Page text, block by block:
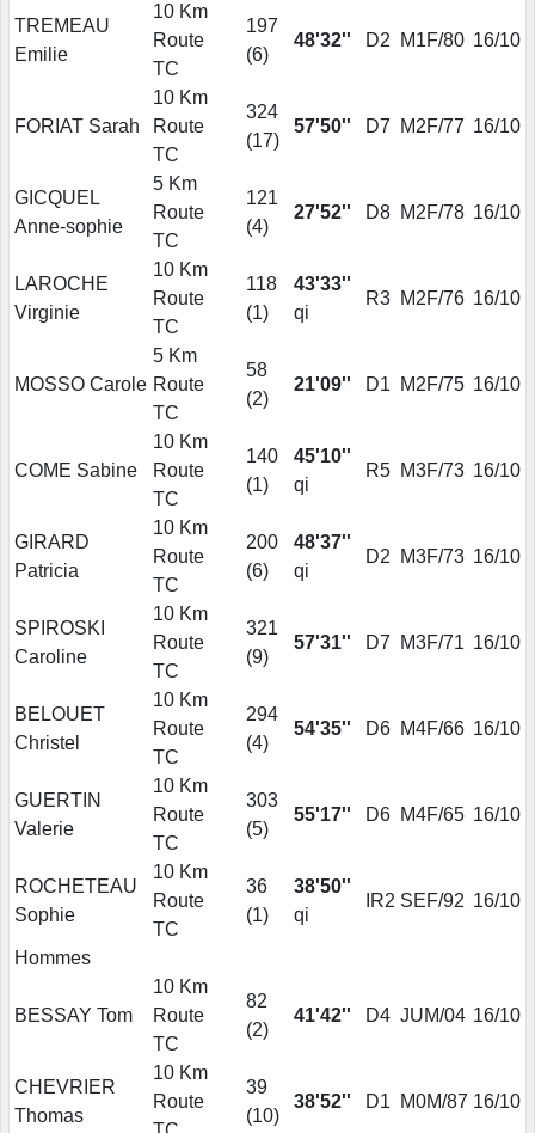
TREMEAU
Emilie
10 Km
Route
TC
197
(6)
48'32'' D2 M1F/80 16/10
FORIAT Sarah
10 Km
Route
TC
324
(17)
57'50'' D7 M2F/77 16/10
GICQUEL
Anne-sophie
5 Km
Route
TC
121
(4)
27'52'' D8 M2F/78 16/10
LAROCHE
Virginie
10 Km
Route
TC
118
(1)
43'33''
qi
R3 M2F/76 16/10
MOSSO Carole
5 Km
Route
TC
58
(2)
21'09'' D1 M2F/75 16/10
COME Sabine
10 Km
Route
TC
140
(1)
45'10''
qi
R5 M3F/73 16/10
GIRARD
Patricia
10 Km
Route
TC
200
(6)
48'37''
qi
D2 M3F/73 16/10
SPIROSKI
Caroline
10 Km
Route
TC
321
(9)
57'31'' D7 M3F/71 16/10
BELOUET
Christel
10 Km
Route
TC
294
(4)
54'35'' D6 M4F/66 16/10
GUERTIN
Valerie
10 Km
Route
TC
303
(5)
55'17'' D6 M4F/65 16/10
ROCHETEAU
Sophie
10 Km
Route
TC
36
(1)
38'50''
qi
IR2 SEF/92 16/10
Hommes
BESSAY Tom
10 Km
Route
TC
82
(2)
41'42'' D4 JUM/04 16/10
CHEVRIER
Thomas
10 Km
Route
39
(10)
38'52'' D1 M0M/87 16/10